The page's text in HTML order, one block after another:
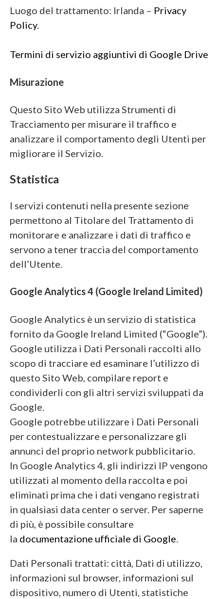
Luogo del trattamento: Irlanda – Privacy
Policy.
Termini di servizio aggiuntivi di Google Drive
Misurazione
Questo Sito Web utilizza Strumenti di
Tracciamento per misurare il traffico e
analizzare il comportamento degli Utenti per
migliorare il Servizio.
Statistica
I servizi contenuti nella presente sezione
permettono al Titolare del Trattamento di
monitorare e analizzare i dati di traffico e
servono a tener traccia del comportamento
dell’Utente.
Google Analytics 4 (Google Ireland Limited)
Google Analytics è un servizio di statistica
fornito da Google Ireland Limited (“Google”).
Google utilizza i Dati Personali raccolti allo
scopo di tracciare ed esaminare l’utilizzo di
questo Sito Web, compilare report e
condividerli con gli altri servizi sviluppati da
Google.
Google potrebbe utilizzare i Dati Personali
per contestualizzare e personalizzare gli
annunci del proprio network pubblicitario.
In Google Analytics 4, gli indirizzi IP vengono
utilizzati al momento della raccolta e poi
eliminati prima che i dati vengano registrati
in qualsiasi data center o server. Per saperne
di più, è possibile consultare
la documentazione ufficiale di Google.
Dati Personali trattati: città, Dati di utilizzo,
informazioni sul browser, informazioni sul
dispositivo, numero di Utenti, statistiche